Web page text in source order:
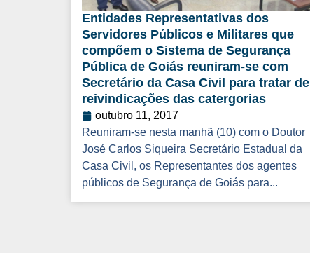
Entidades Representativas dos
Servidores Públicos e Militares que
compõem o Sistema de Segurança
Pública de Goiás reuniram-se com
Secretário da Casa Civil para tratar de
reivindicações das catergorias
outubro 11, 2017
Reuniram-se nesta manhã (10) com o Doutor
José Carlos Siqueira Secretário Estadual da
Casa Civil, os Representantes dos agentes
públicos de Segurança de Goiás para...